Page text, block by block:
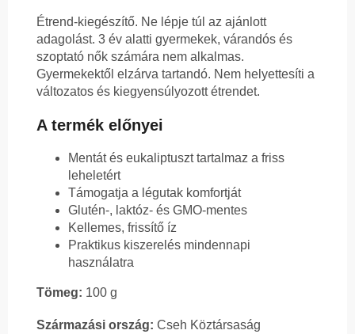
Étrend-kiegészítő. Ne lépje túl az ajánlott
adagolást. 3 év alatti gyermekek, várandós és
szoptató nők számára nem alkalmas.
Gyermekektől elzárva tartandó. Nem helyettesíti a
változatos és kiegyensúlyozott étrendet.
A termék előnyei
Mentát és eukaliptuszt tartalmaz a friss
leheletért
Támogatja a légutak komfortját
Glutén-, laktóz- és GMO-mentes
Kellemes, frissítő íz
Praktikus kiszerelés mindennapi
használatra
Tömeg: 100 g
Származási ország: Cseh Köztársaság